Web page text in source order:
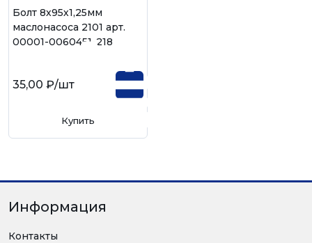
Болт 8х95х1,25мм
маслонасоса 2101 арт.
00001-0060451-218
35,00 ₽/шт
Купить
Информация
Контакты